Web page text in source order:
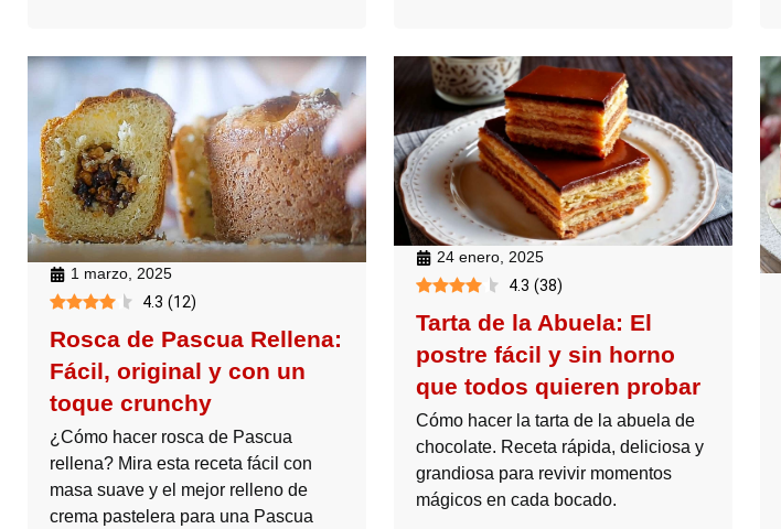
1 marzo, 2025
4.3 (12)
Rosca de Pascua Rellena:
Fácil, original y con un
toque crunchy
¿Cómo hacer rosca de Pascua
rellena? Mira esta receta fácil con
masa suave y el mejor relleno de
crema pastelera para una Pascua
24 enero, 2025
4.3 (38)
Tarta de la Abuela: El
postre fácil y sin horno
que todos quieren probar
Cómo hacer la tarta de la abuela de
chocolate. Receta rápida, deliciosa y
grandiosa para revivir momentos
mágicos en cada bocado.